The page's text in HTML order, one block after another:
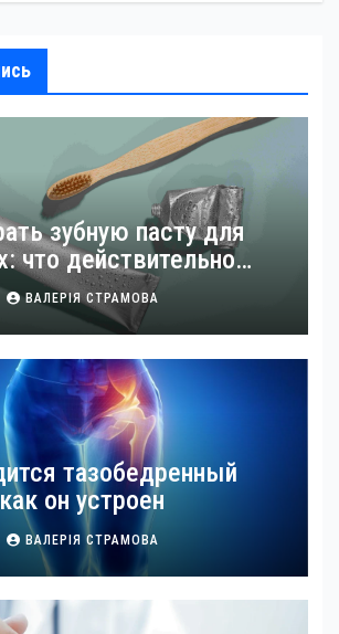
зубную пасту для
что действительно
ВАЛЕРІЯ СТРАМОВА
тазобедренный
он устроен
ВАЛЕРІЯ СТРАМОВА